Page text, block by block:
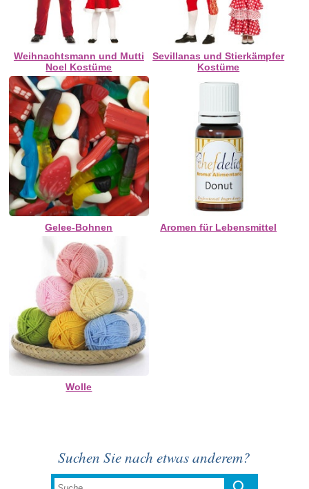
Weihnachtsmann und Mutti
Noel Kostüme
Sevillanas und Stierkämpfer
Kostüme
Gelee-Bohnen Aromen für Lebensmittel
Wolle
Suchen Sie nach etwas anderem?